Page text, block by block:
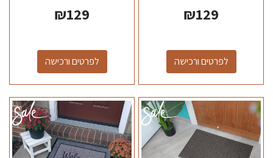
₪129
לפרטים ורכישה
₪129
לפרטים ורכישה